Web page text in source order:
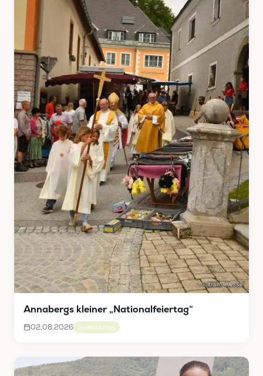
Annabergs kleiner „Nationalfeiertag“
02.08.2026 Eventfotos